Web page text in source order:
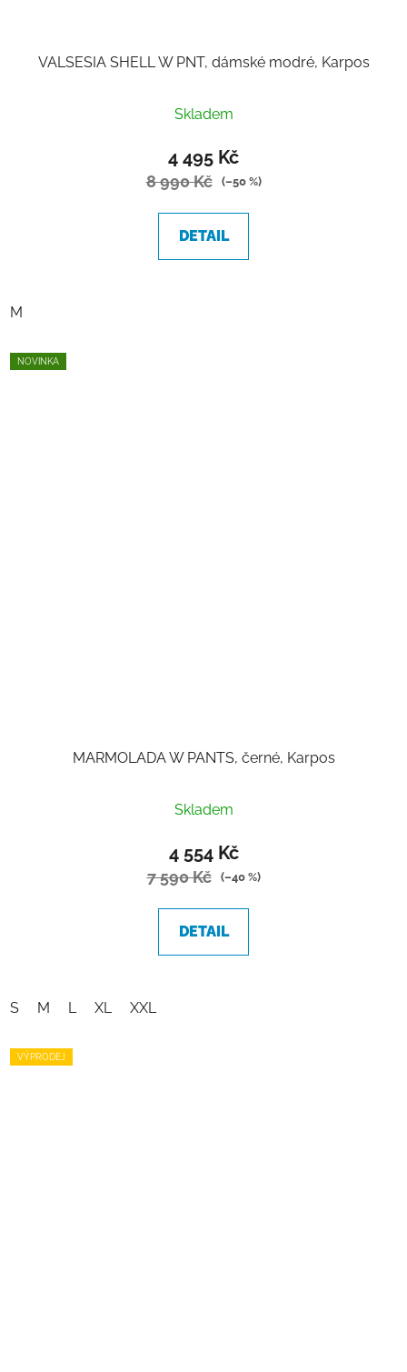
VALSESIA SHELL W PNT, dámské modré, Karpos
Skladem
4 495 Kč
8 990 Kč (–50 %)
DETAIL
M
NOVINKA
MARMOLADA W PANTS, černé, Karpos
Skladem
4 554 Kč
7 590 Kč (–40 %)
DETAIL
S M L XL XXL
VÝPRODEJ